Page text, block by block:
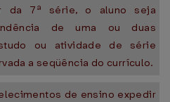
da 7ª série, o aluno seja
de uma ou duas
ou atividade de série
a seqüência do currículo.
de ensino expedir